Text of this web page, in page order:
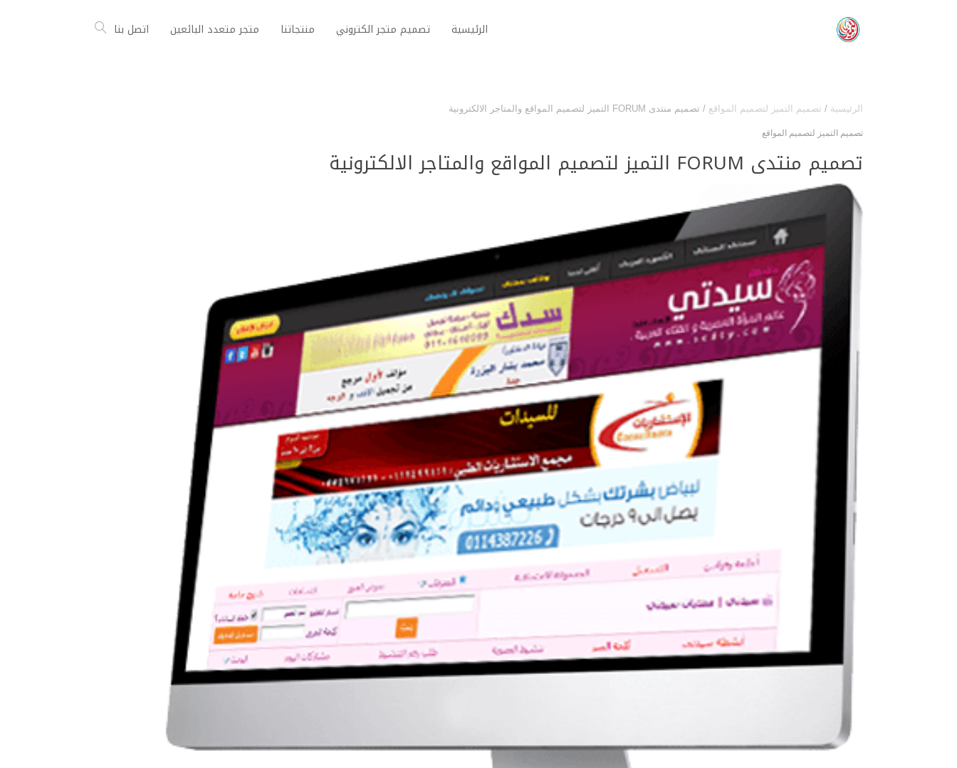
الرئيسية تصميم متجر الكتروني منتجاتنا متجر متعدد البائعين اتصل بنا
الرئيسية / تصميم التميز لتصميم المواقع / تصميم منتدى FORUM التميز لتصميم المواقع والمتاجر الالكترونية
تصميم التميز لتصميم المواقع
تصميم منتدى FORUM التميز لتصميم المواقع والمتاجر الالكترونية